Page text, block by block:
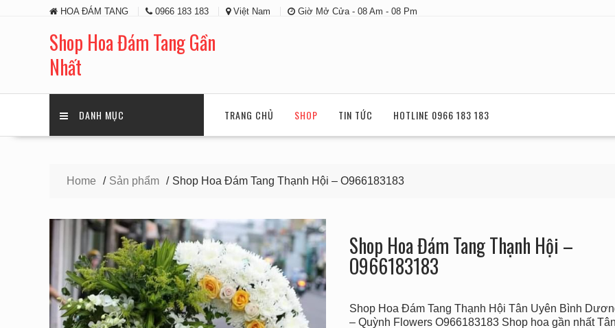
HOA ĐÁM TANG 0966 183 183 Việt Nam Giờ Mở Cửa - 08 Am - 08 Pm
Shop Hoa Đám Tang Gần
Nhất
DANH MỤC TRANG CHỦ SHOP TIN TỨC HOTLINE 0966 183 183
Home Sản phẩm Shop Hoa Đám Tang Thạnh Hội – O966183183
Shop Hoa Đám Tang Thạnh Hội –
O966183183
Shop Hoa Đám Tang Thạnh Hội Tân Uyên Bình
– Quỳnh Flowers O966183183 Shop hoa gần nhất Tân